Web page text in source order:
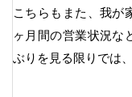
こちらもまた、我が
ヶ月間の営業状況な
ぶりを見る限りでは